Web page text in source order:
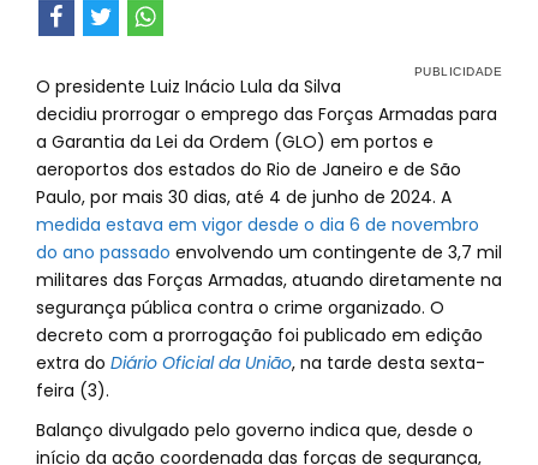
O presidente Luiz Inácio Lula da Silva
decidiu prorrogar o emprego das Forças Armadas para
a Garantia da Lei da Ordem (GLO) em portos e
aeroportos dos estados do Rio de Janeiro e de São
Paulo, por mais 30 dias, até 4 de junho de 2024. A
medida estava em vigor desde o dia 6 de novembro
do ano passado envolvendo um contingente de 3,7 mil
militares das Forças Armadas, atuando diretamente na
segurança pública contra o crime organizado. O
decreto com a prorrogação foi publicado em edição
extra do Diário Oficial da União, na tarde desta sexta-
feira (3).
Balanço divulgado pelo governo indica que, desde o
início da ação coordenada das forças de segurança,